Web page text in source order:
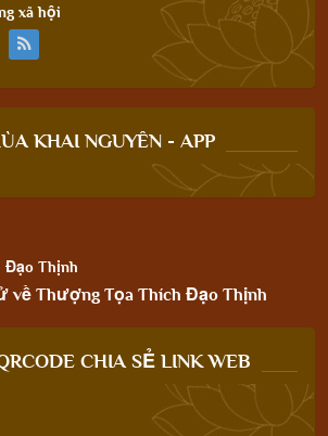
xã hội
KHAI NGUYÊN - APP
Đạo Thịnh
về Thượng Tọa Thích Đạo Thịnh
CHIA SẺ LINK WEB